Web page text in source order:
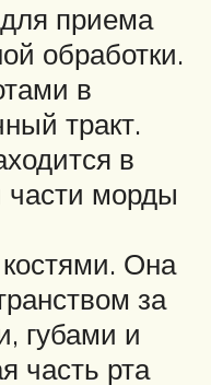
приема
обработки.
в
тракт.
в
части морды
Она
за
губами и
часть рта